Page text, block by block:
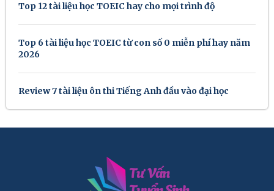
Top 12 tài liệu học TOEIC hay cho mọi trình độ
Top 6 tài liệu học TOEIC từ con số 0 miễn phí hay năm
2026
Review 7 tài liệu ôn thi Tiếng Anh đầu vào đại học